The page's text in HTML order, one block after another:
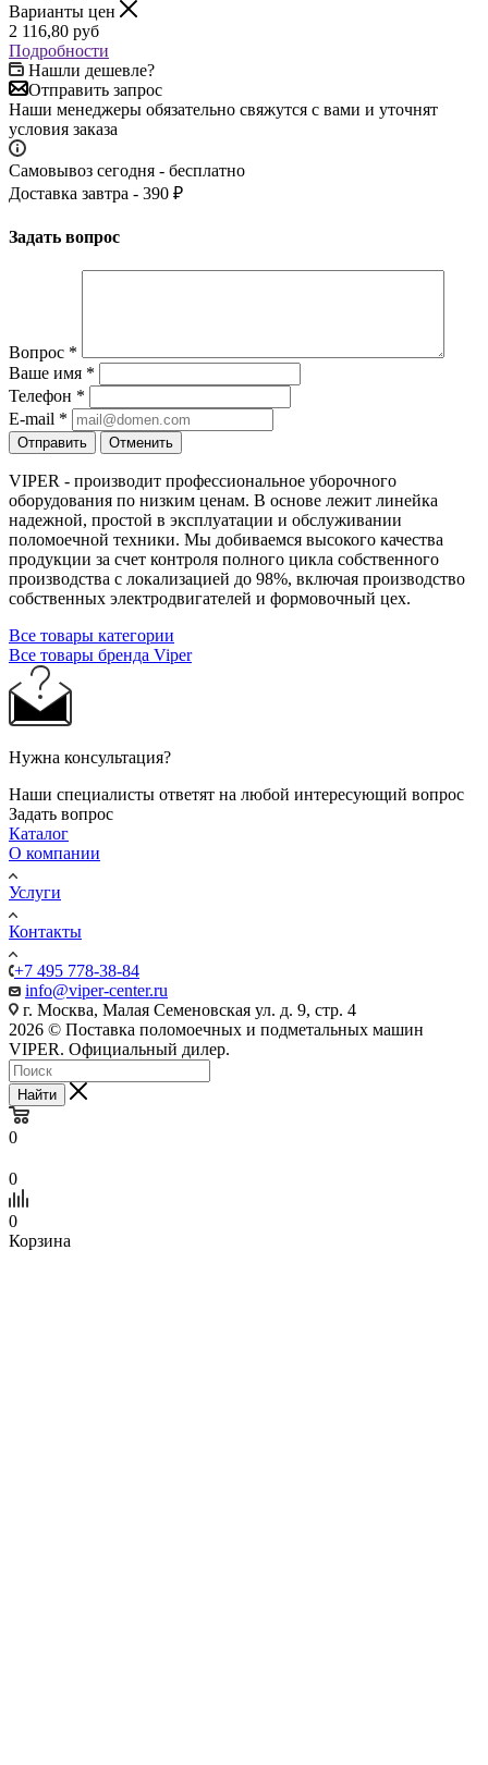
Варианты цен
2 116,80 руб
Подробности
Нашли дешевле?
Отправить запрос
Наши менеджеры обязательно свяжутся с вами и уточнят
условия заказа
Самовывоз сегодня - бесплатно
Доставка завтра - 390 ₽
Задать вопрос
Вопрос *
Ваше имя *
Телефон *
E-mail *
Отправить Отменить
VIPER - производит профессиональное уборочного
оборудования по низким ценам. В основе лежит линейка
надежной, простой в эксплуатации и обслуживании
поломоечной техники. Мы добиваемся высокого качества
продукции за счет контроля полного цикла собственного
производства с локализацией до 98%, включая производство
собственных электродвигателей и формовочный цех.
Все товары категории
Все товары бренда Viper
Нужна консультация?
Наши специалисты ответят на любой интересующий вопрос
Задать вопрос
Каталог
О компании
Услуги
Контакты
+7 495 778-38-84
info@viper-center.ru
г. Москва, Малая Семеновская ул. д. 9, стр. 4
2026 © Поставка поломоечных и подметальных машин
VIPER. Официальный дилер.
Найти
0
0
0
Корзина